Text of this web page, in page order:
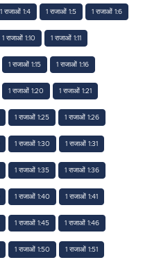
1 राजाओं 1:4 1 राजाओं 1:5 1 राजाओं 1:6
1 राजाओं 1:10 1 राजाओं 1:11
1 राजाओं 1:15 1 राजाओं 1:16
1 राजाओं 1:20 1 राजाओं 1:21
1 राजाओं 1:25 1 राजाओं 1:26
1 राजाओं 1:30 1 राजाओं 1:31
1 राजाओं 1:35 1 राजाओं 1:36
1 राजाओं 1:40 1 राजाओं 1:41
1 राजाओं 1:45 1 राजाओं 1:46
1 राजाओं 1:50 1 राजाओं 1:51